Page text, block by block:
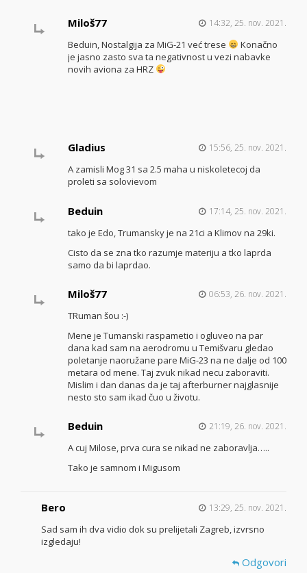
Miloš77 14:32, 25. nov. 2021.
Beduin, Nostalgija za MiG-21 već trese
Konačno
je jasno zasto sva ta negativnost u vezi nabavke
novih aviona za HRZ
Gladius 15:56, 25. nov. 2021.
A zamisli Mog 31 sa 2.5 maha u niskoletecoj da
proleti sa solovievom
Beduin 17:14, 25. nov. 2021.
tako je Edo, Trumansky je na 21ci a Klimov na 29ki.
Cisto da se zna tko razumje materiju a tko laprda
samo da bi laprdao.
Miloš77 06:53, 26. nov. 2021.
TRuman šou :-)
Mene je Tumanski raspametio i ogluveo na par
dana kad sam na aerodromu u Temišvaru gledao
poletanje naoružane pare MiG-23 na ne dalje od 100
metara od mene. Taj zvuk nikad necu zaboraviti.
Mislim i dan danas da je taj afterburner najglasnije
nesto sto sam ikad čuo u životu.
Beduin 21:19, 26. nov. 2021.
A cuj Milose, prva cura se nikad ne zaboravlja…..
Tako je samnom i Migusom
Bero 13:29, 25. nov. 2021.
Sad sam ih dva vidio dok su prelijetali Zagreb, izvrsno
izgledaju!
Odgovori